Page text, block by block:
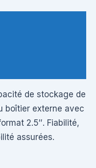
de stockage de
boîtier externe avec
2.5″. Fiabilité,
assurées.